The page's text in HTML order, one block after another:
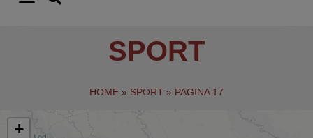
SPORT
HOME » SPORT » PAGINA 17
+